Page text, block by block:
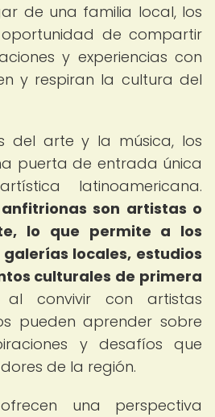
de una familia local, los
de compartir
y experiencias con
y respiran la cultura del
del arte y la música, los
puerta de entrada única
latinoamericana.
son artistas o
lo que permite a los
locales, estudios
culturales de primera
al convivir con artistas
pueden aprender sobre
y desafíos que
de la región.
una perspectiva